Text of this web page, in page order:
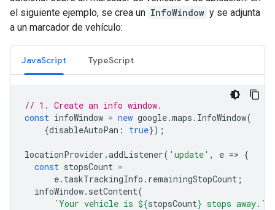
el siguiente ejemplo, se crea un InfoWindow y se adjunta
a un marcador de vehículo:
JavaScript TypeScript
// 1. Create an info window.
const infoWindow = new google.maps . InfoWindow(
{disableAutoPan : true});
locationProvider .addListener( 'update' , e => {
const stopsCount =
e. taskTrackingInfo . remainingStopCount ;
infoWindow. setContent(
`Your vehicle is ${stopsCount} stops away.`